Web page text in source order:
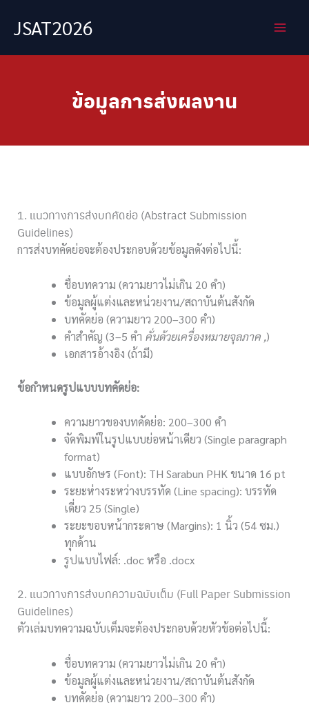
JSAT2026
ข้อมูลการส่งผลงาน
1. แนวทางการส่งบทคัดย่อ (Abstract Submission
Guidelines)
การส่งบทคัดย่อจะต้องประกอบด้วยข้อมูลดังต่อไปนี้:
ชื่อบทความ (ความยาวไม่เกิน 20 คำ)
ข้อมูลผู้แต่งและหน่วยงาน/สถาบันต้นสังกัด
บทคัดย่อ (ความยาว 200–300 คำ)
คำสำคัญ (3–5 คำ คั่นด้วยเครื่องหมายจุลภาค ,)
เอกสารอ้างอิง (ถ้ามี)
ข้อกำหนดรูปแบบบทคัดย่อ:
ความยาวของบทคัดย่อ: 200–300 คำ
จัดพิมพ์ในรูปแบบย่อหน้าเดียว (Single paragraph
format)
แบบอักษร (Font): TH Sarabun PHK ขนาด 16 pt
ระยะห่างระหว่างบรรทัด (Line spacing): บรรทัด
เดี่ยว 25 (Single)
ระยะขอบหน้ากระดาษ (Margins): 1 นิ้ว (54 ซม.)
ทุกด้าน
รูปแบบไฟล์: .doc หรือ .docx
2. แนวทางการส่งบทความฉบับเต็ม (Full Paper Submission
Guidelines)
ตัวเล่มบทความฉบับเต็มจะต้องประกอบด้วยหัวข้อต่อไปนี้:
ชื่อบทความ (ความยาวไม่เกิน 20 คำ)
ข้อมูลผู้แต่งและหน่วยงาน/สถาบันต้นสังกัด
บทคัดย่อ (ความยาว 200–300 คำ)